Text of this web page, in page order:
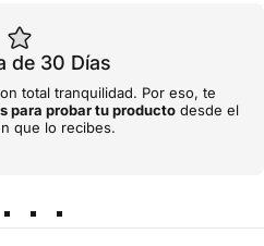
de 30 Días
total tranquilidad. Por eso, te
para probar tu productodesde el
que lo recibes.